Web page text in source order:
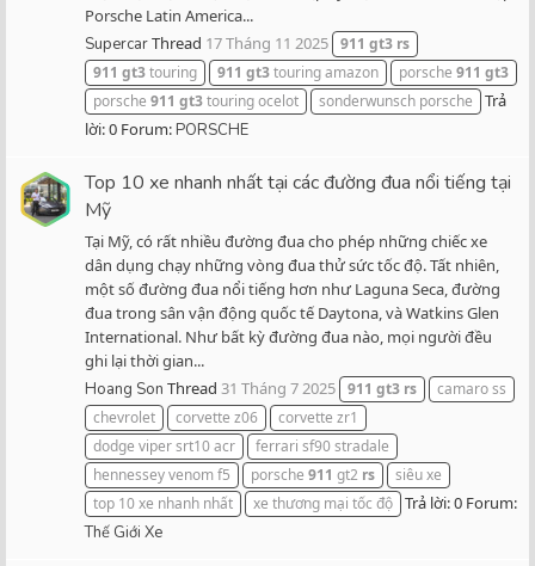
Porsche Latin America...
SupercarThread 17 Tháng 11 2025 911 gt3 rs
911 gt3touring 911 gt3touring amazon porsche 911 gt3
porsche 911 gt3touring ocelot sonderwunsch porsche
Trả
lời: 0 Forum:PORSCHE
Top 10 xe nhanh nhất tại các đường đua nổi tiếng tại
Mỹ
Tại Mỹ, có rất nhiều đường đua cho phép những chiếc xe
dân dụng chạy những vòng đua thử sức tốc độ. Tất nhiên,
một số đường đua nổi tiếng hơn như Laguna Seca, đường
đua trong sân vận động quốc tế Daytona, và Watkins Glen
International. Như bất kỳ đường đua nào, mọi người đều
ghi lại thời gian...
Hoang Son Thread 31 Tháng 7 2025 911 gt3 rs
camaro ss
chevrolet
corvette z06
corvette zr1
dodge viper srt10 acr
ferrari sf90 stradale
hennessey venom f5
porsche 911 gt2 rs
siêu xe
top 10 xe nhanh nhất
xe thương mại tốc độ Trả lời: 0 Forum:
Thế Giới Xe